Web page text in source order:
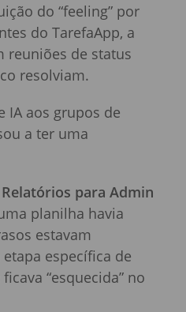
do “feeling” por
do TarefaApp, a
reuniões de status
resolviam.
IA aos grupos de
a ter uma
Relatórios para Admin
planilha havia
estavam
específica de
“esquecida” no